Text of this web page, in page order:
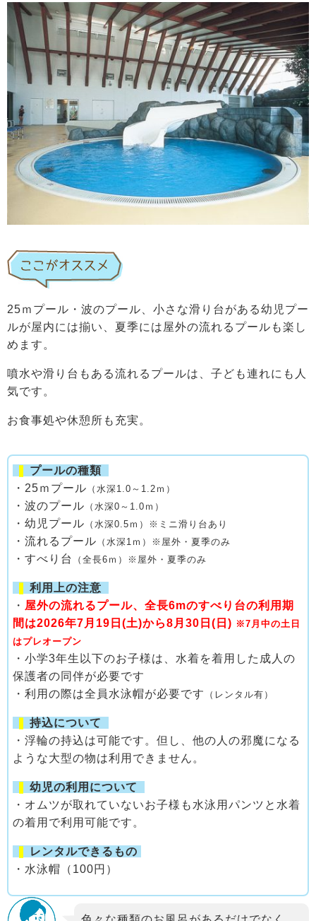
25ｍプール・波のプール、小さな滑り台がある幼児プー
ルが屋内には揃い、夏季には屋外の流れるプールも楽し
めます。
噴水や滑り台もある流れるプールは、子ども連れにも人
気です。
お食事処や休憩所も充実。
プールの種類
・25ｍプール （水深1.0～1.2ｍ）
・波のプール （水深0～1.0ｍ）
・幼児プール （水深0.5ｍ）※ミニ滑り台あり
・流れるプール （水深1ｍ）※屋外・夏季のみ
・すべり台 （全長6ｍ）※屋外・夏季のみ
利用上の注意
・ 屋外の流れるプール、全長6mのすべり台の利用期
間は2026年7月19日(土)から8月30日(日) ※7月中の土日
はプレオープン
・小学3年生以下のお子様は、水着を着用した成人の
保護者の同伴が必要です
・利用の際は全員水泳帽が必要です
（レンタル有）
持込について
・浮輪の持込は可能です。但し、他の人の邪魔になる
ような大型の物は利用できません。
幼児の利用について
・オムツが取れていないお子様も水泳用パンツと水着
の着用で利用可能です。
レンタルできるもの
・水泳帽（100円）